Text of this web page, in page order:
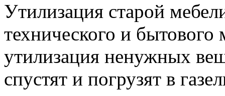
Утилизация старой
технического и
утилизация ненужных
спустят и погрузят в